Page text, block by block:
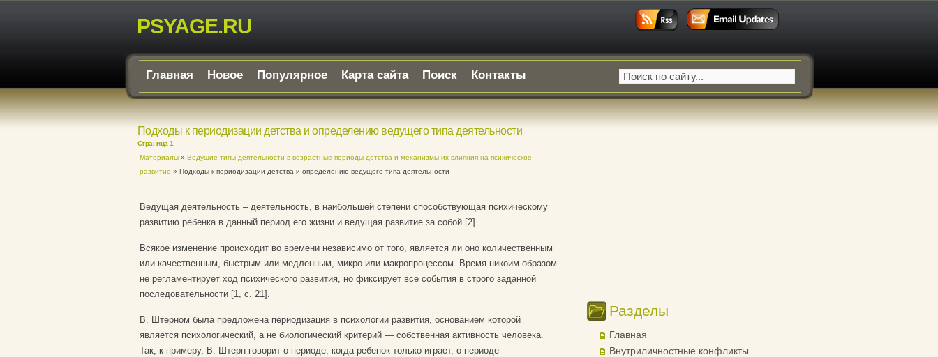
PSYAGE.RU
Главная Новое Популярное Карта сайта Поиск Контакты
Подходы к периодизации детства и определению ведущего типа деятельности
Страница 1
Материалы» Ведущие типы деятельности в возрастные периоды детства и механизмы их влияния на психическое
развитие » Подходы к периодизации детства и определению ведущего типа деятельности
Ведущая деятельность – деятельность, в наибольшей степени способствующая психическому
развитию ребенка в данный период его жизни и ведущая развитие за собой [2].
Всякое изменение происходит во времени независимо от того, является ли оно количественным
или качественным, быстрым или медленным, микро или макропроцессом. Время никоим образом
не регламентирует ход психического развития, но фиксирует все события в строго заданной
последовательности [1, c. 21].
В. Штерном была предложена периодизация в психологии развития, основанием которой
является психологический, а не биологический критерий — собственная активность человека.
Так, к примеру, В. Штерн говорит о периоде, когда ребенок только играет, о периоде
Разделы
Главная
Внутриличностные конфликты